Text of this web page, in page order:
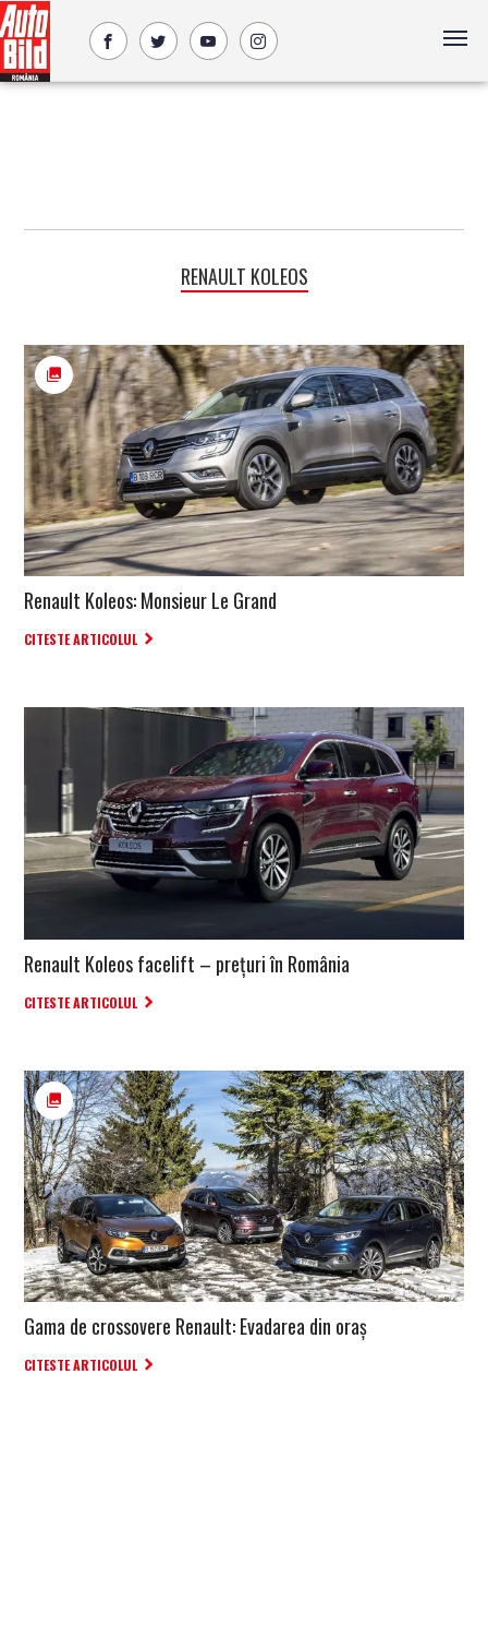
RENAULT KOLEOS
Renault Koleos: Monsieur Le Grand
CITESTE ARTICOLUL
Renault Koleos facelift – preţuri în România
CITESTE ARTICOLUL
Gama de crossovere Renault: Evadarea din oraș
CITESTE ARTICOLUL